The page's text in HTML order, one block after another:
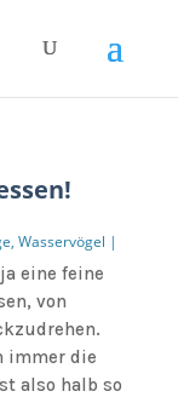
,Wasservögel |
eine feine
von
immer die
also halb so